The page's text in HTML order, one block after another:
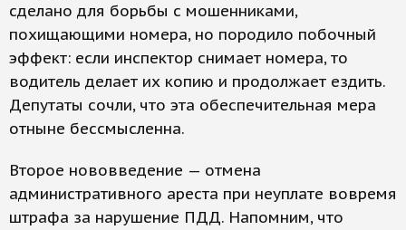
сделано для борьбы с мошенниками,
похищающими номера, но породило побочный
эффект: если инспектор снимает номера, то
водитель делает их копию и продолжает ездить.
Депутаты сочли, что эта обеспечительная мера
отныне бессмысленна.
Второе нововведение — отмена
административного ареста при неуплате вовремя
штрафа за нарушение ПДД. Напомним, что